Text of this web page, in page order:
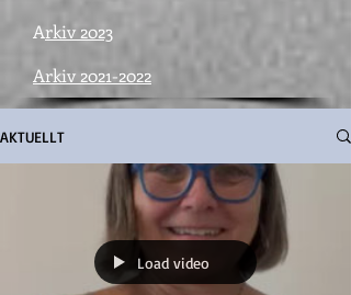
Arkiv 2023
Arkiv 2021-2022
AKTUELLT
Load video